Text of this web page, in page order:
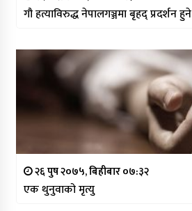
गौ हत्याविरुद्ध नेपालगञ्जमा बृहद् प्रदर्शन हुने
२६ पुष २०७५, बिहीबार ०७:३२
एक थुनुवाको मृत्यु